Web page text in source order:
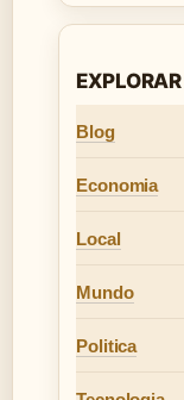
Blog
Economia
Local
Mundo
Politica